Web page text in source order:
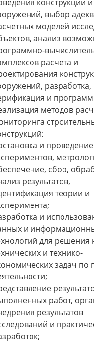
конструкций и
выбор
моделей
анализ
расчета и
разработка,
и
методов
и проведение
сбор,
результатов,
теории и
и
и
для решения
и технико-
задач по
работ,
результатов
и